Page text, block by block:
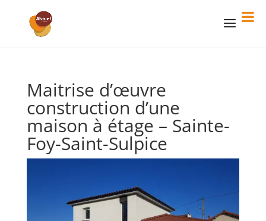
Maitrise d’œuvre
construction d’une
maison à étage – Sainte-
Foy-Saint-Sulpice